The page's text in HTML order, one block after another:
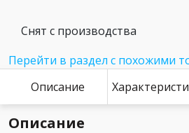
Снят с производства
Перейти в раздел с похожими
Описание
Описание